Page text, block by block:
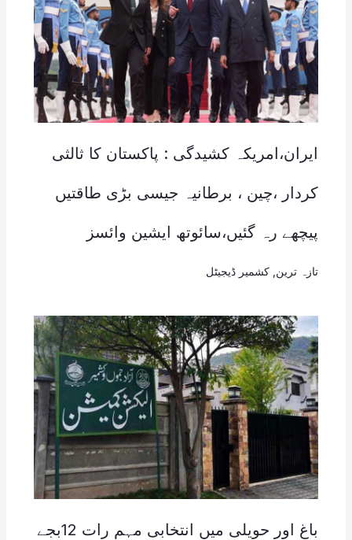
ایران،امریکہ کشیدگی : پاکستان کا ثالثی
کردار ،چین ، برطانیہ جیسی بڑی طاقتیں
پیچھے رہ گئیں،سائوتھ ایشین وائسز
تازہ ترین کشمیر ڈیجیٹل
باغ اور حویلی میں انتخابی مہم رات 12بجے